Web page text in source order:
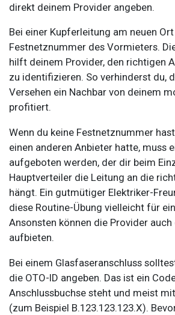
direkt deinem Provider angeben.
Bei einer Kupferleitung am neuen
Festnetznummer des Vormieters.
hilft deinem Provider, den richtigen
zu identifizieren. So verhinderst du,
Versehen ein Nachbar von deinem
profitiert.
Wenn du keine Festnetznummer
einen anderen Anbieter hatte, muss
aufgeboten werden, der dir beim
Hauptverteiler die Leitung an die
hängt. Ein gutmütiger Elektriker-
diese Routine-Übung vielleicht für
Ansonsten können die Provider
aufbieten.
Bei einem Glasfaseranschluss
die OTO-ID angeben. Das ist ein
Anschlussbuchse steht und meist
(zum Beispiel B.123.123.123.X).